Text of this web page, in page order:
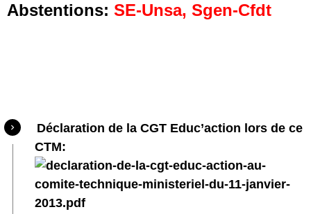
Abstentions: SE-Unsa, Sgen-Cfdt
Déclaration de la CGT Educ’action lors de ce
CTM: